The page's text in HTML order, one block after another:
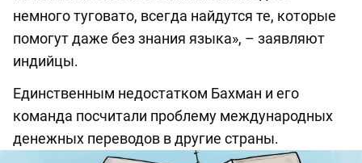
немного туговато, всегда найдутся те, которые
помогут даже без знания языка», – заявляют
индийцы.
Единственным недостатком Бахман и его
команда посчитали проблему международных
денежных переводов в другие страны.